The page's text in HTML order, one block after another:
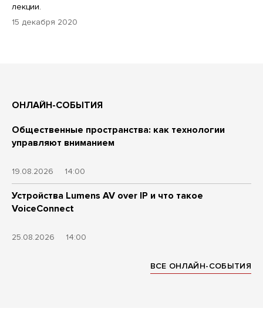
лекции.
15 декабря 2020
ОНЛАЙН-СОБЫТИЯ
Общественные пространства: как технологии
управляют вниманием
19.08.2026 14:00
Устройства Lumens AV over IP и что такое
VoiceConnect
25.08.2026 14:00
ВСЕ ОНЛАЙН-СОБЫТИЯ